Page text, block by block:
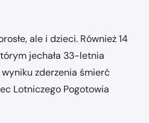
ale i dzieci. Również 14
jechała 33-letnia
zderzenia śmierć
Lotniczego Pogotowia